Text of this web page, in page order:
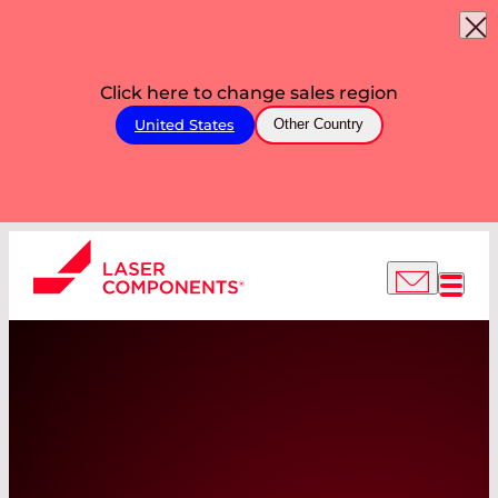
Click here to change sales region
United States Other Country